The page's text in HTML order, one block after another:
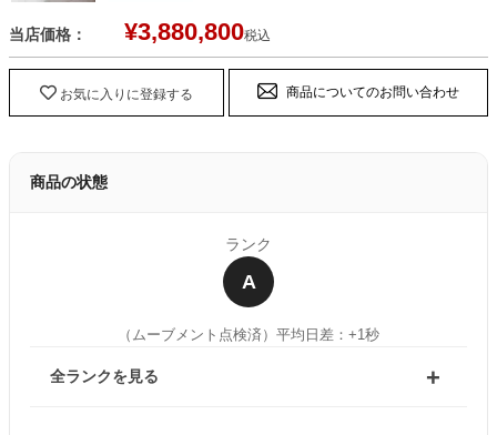
当店価格： ¥3,880,800税込
お気に入りに登録する 商品についてのお問い合わせ
商品の状態
ランク
A
（ムーブメント点検済） 平均日差：+1秒
全ランクを見る